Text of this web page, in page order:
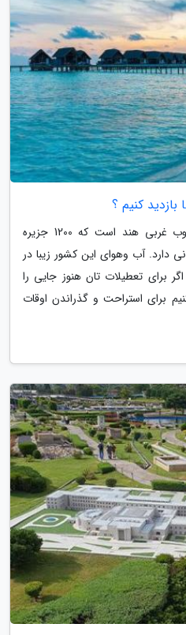
بازدید کنیم ؟
مالدیو بهشتی گرمسیری در جنوب غربی هند است که 1200 جزیره
دارد. آب وهوای این کشور زیبا در
برای تعطیلات تان هنوز جایی را
برای استراحت و گذراندن اوقات